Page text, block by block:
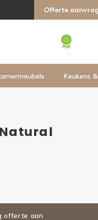
Offerte
Keukens
offerte aan